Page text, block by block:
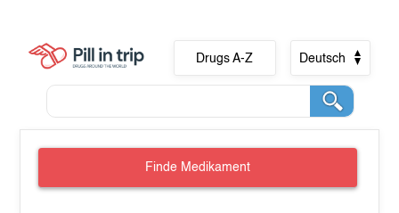
Drugs A-Z Deutsch
Finde Medikament